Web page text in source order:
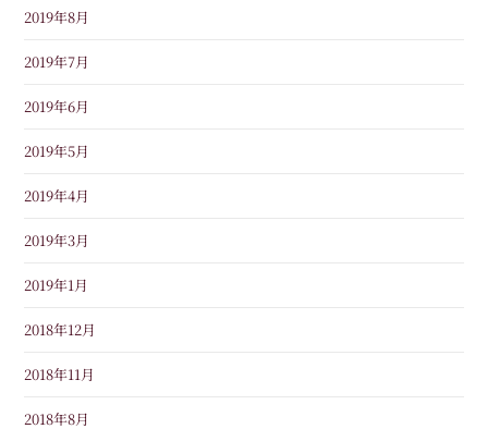
2019年8月
2019年7月
2019年6月
2019年5月
2019年4月
2019年3月
2019年1月
2018年12月
2018年11月
2018年8月